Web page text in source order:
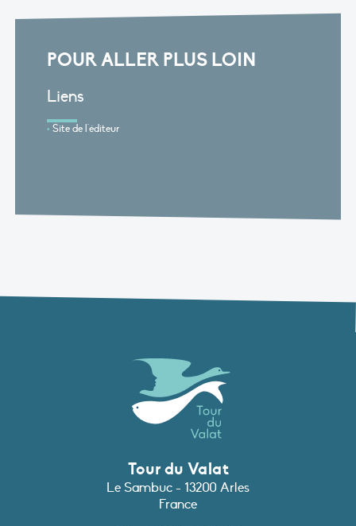
POUR ALLER PLUS LOIN
Liens
Site de l'éditeur
Tour du Valat
Le Sambuc - 13200 Arles
France